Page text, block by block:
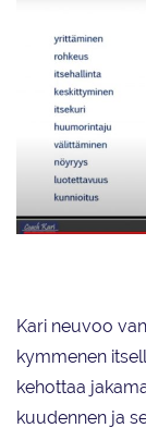
Kari neuvoo
kymmenen
kehottaa
kuudennen ja